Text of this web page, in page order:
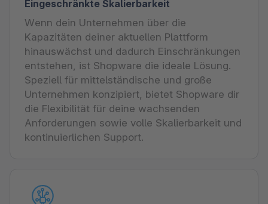
Eingeschränkte Skalierbarkeit
Wenn dein Unternehmen über die
Kapazitäten deiner aktuellen Plattform
hinauswächst und dadurch Einschränkungen
entstehen, ist Shopware die ideale Lösung.
Speziell für mittelständische und große
Unternehmen konzipiert, bietet Shopware dir
die Flexibilität für deine wachsenden
Anforderungen sowie volle Skalierbarkeit und
kontinuierlichen Support.